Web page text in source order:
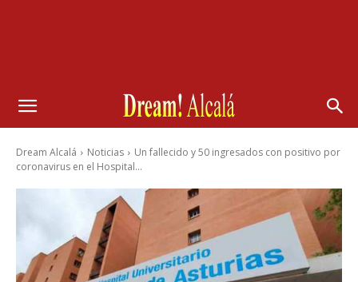
Dream Alcalá Noticias
Un fallecido y 50 ingresados con positivo por
coronavirus en el Hospital...